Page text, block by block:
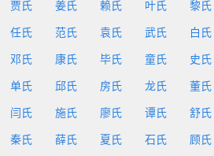
贾氏 姜氏 赖氏 叶氏 黎氏
任氏 范氏 袁氏 武氏 白氏
邓氏 康氏 毕氏 童氏 史氏
单氏 邱氏 房氏 龙氏 董氏
闫氏 施氏 廖氏 谭氏 舒氏
秦氏 薛氏 夏氏 石氏 顾氏